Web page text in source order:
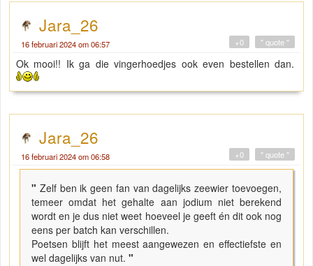
Jara_26
16 februari 2024 om 06:57 " quote "
+0
Ok mooi!! Ik ga die vingerhoedjes ook even bestellen dan.
Jara_26
16 februari 2024 om 06:58 " quote "
+0
" Zelf ben ik geen fan van dagelijks zeewier toevoegen,
temeer omdat het gehalte aan jodium niet berekend
wordt en je dus niet weet hoeveel je geeft én dit ook nog
eens per batch kan verschillen.
Poetsen blijft het meest aangewezen en effectiefste en
wel dagelijks van nut. "